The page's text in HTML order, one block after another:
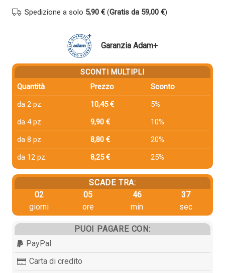
NERO
Spedizione a solo 5,90 € (Gratis da 59,00 €)
Garanzia Adam+
SCONTI MULTIPLI
Quantità
Prezzo
Sconto
da 2 pz.
10,45 €
5%
da 4 pz.
9,90 €
10%
da 8 pz.
8,80 €
20%
da 12 pz.
8,25 € 25%
SCADE TRA:
02
giorni
05
ore
46
min
37
sec
PUOI PAGARE CON:
PayPal
Carta di credito